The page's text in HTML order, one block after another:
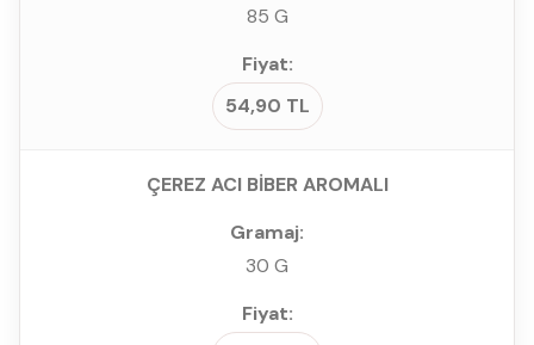
85 G
54,90 TL
ÇEREZ ACI BİBER AROMALI
30 G